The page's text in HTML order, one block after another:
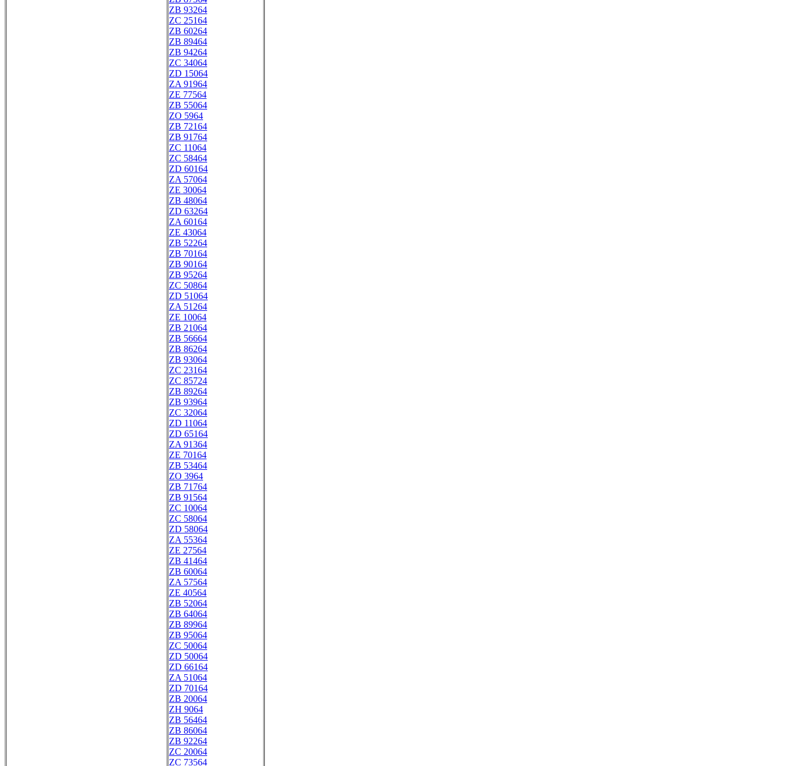
ZB 93264
ZC 25164
ZB 60264
ZB 89464
ZB 94264
ZC 34064
ZD 15064
ZA 91964
ZE 77564
ZB 55064
ZO 5964
ZB 72164
ZB 91764
ZC 11064
ZC 58464
ZD 60164
ZA 57064
ZE 30064
ZB 48064
ZD 63264
ZA 60164
ZE 43064
ZB 52264
ZB 70164
ZB 90164
ZB 95264
ZC 50864
ZD 51064
ZA 51264
ZE 10064
ZB 21064
ZB 56664
ZB 86264
ZB 93064
ZC 23164
ZC 85724
ZB 89264
ZB 93964
ZC 32064
ZD 11064
ZD 65164
ZA 91364
ZE 70164
ZB 53464
ZO 3964
ZB 71764
ZB 91564
ZC 10064
ZC 58064
ZD 58064
ZA 55364
ZE 27564
ZB 41464
ZB 60064
ZA 57564
ZE 40564
ZB 52064
ZB 64064
ZB 89964
ZB 95064
ZC 50064
ZD 50064
ZD 66164
ZA 51064
ZD 70164
ZB 20064
ZH 9064
ZB 56464
ZB 86064
ZB 92264
ZC 20064
ZC 73564